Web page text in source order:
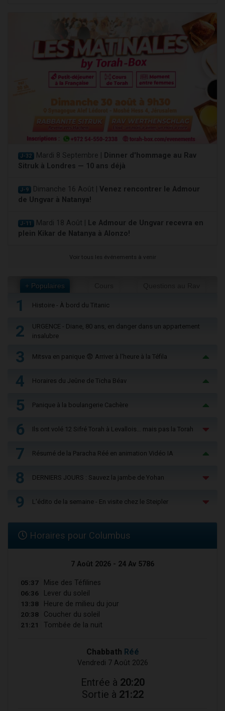
J-32 Mardi 8 Septembre |
Dinner d'hommage au Rav
Sitruk à Londres — 10 ans déjà
J-9 Dimanche 16 Août | Venez rencontrer le Admour
de Ungvar à Natanya!
J-11 Mardi 18 Août |
Le Admour de Ungvar recevra en
plein Kikar de Natanya à Alonzo!
Voir tous les événements à venir
+ Populaires
1 Histoire - À bord du Titanic
2
URGENCE - Diane, 80 ans, en danger dans un appartement
insalubre
3 Mitsva en panique 😨 Arriver à l'heure à la Téfila
4 Horaires du Jeûne de Ticha Béav
5 Panique à la boulangerie Cachère
6 Ils ont volé 12 Sifré Torah à Levallois… mais pas la Torah
7 Résumé de la Paracha Réé en animation Vidéo IA
8 DERNIERS JOURS : Sauvez la jambe de Yohan
9 L'édito de la semaine - En visite chez le Steipler
Horaires pour Columbus
7 Août 2026 - 24 Av 5786
05:37 Mise des Téfilines
06:36 Lever du soleil
13:38 Heure de milieu du jour
20:38 Coucher du soleil
21:21 Tombée de la nuit
Chabbath Réé
Vendredi 7 Août 2026
Entrée à 20:20
Sortie à 21:22